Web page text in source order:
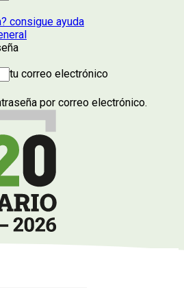
consigue ayuda
tu correo electrónico
por correo electrónico.